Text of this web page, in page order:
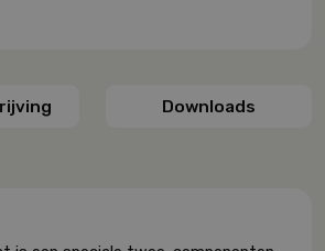
Downloads